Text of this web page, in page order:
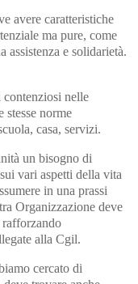
avere caratteristiche
ma pure, come
e solidarietà.
nelle
stesse norme
casa, servizi.
un bisogno di
vari aspetti della vita
in una prassi
Organizzazione deve
alla Cgil.
cercato di